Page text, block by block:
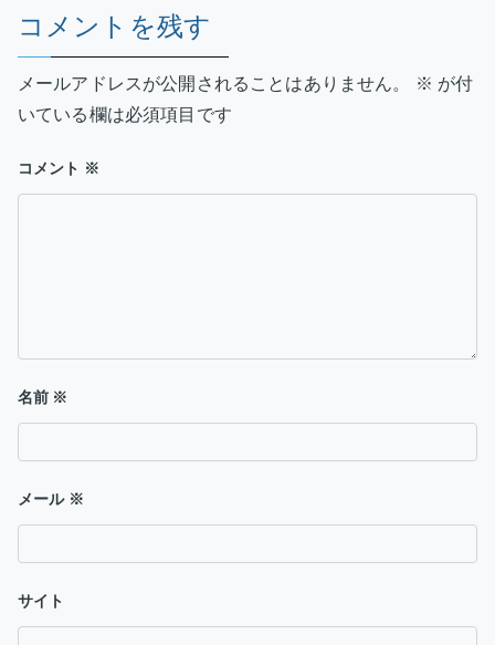
ゲ
ー
シ
ョ
ン
コメントを残す
メールアドレスが公開されることはありません。 ※ が付
いている欄は必須項目です
コメント ※
名前 ※
メール ※
サイト